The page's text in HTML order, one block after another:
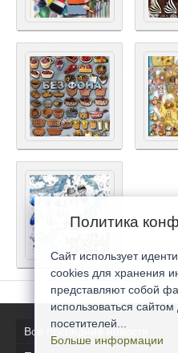
Все последние новости
Политика
Сайт использует
cookies для хранения
представляют собой
использоваться
посетителей...
Больше информации